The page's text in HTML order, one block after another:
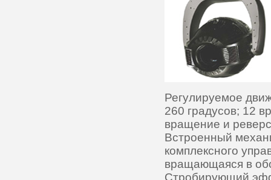
Регулируемое
260 градусов; 12
вращение и
Встроенный
комплексного
вращающаяся в
Стробирующий